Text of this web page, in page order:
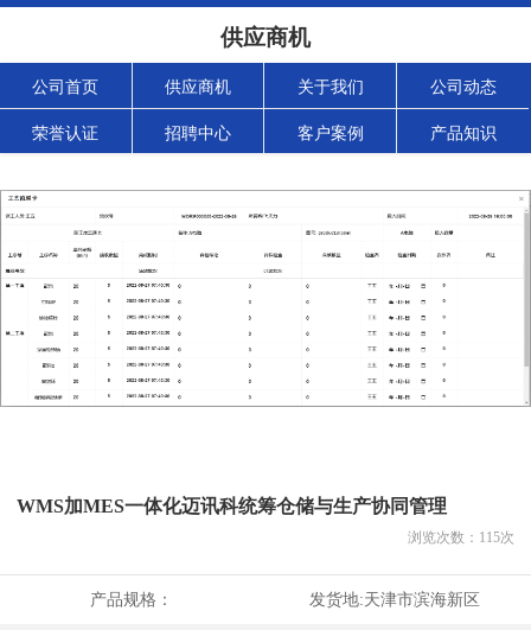
供应商机
公司首页 供应商机 关于我们 公司动态
荣誉认证 招聘中心 客户案例 产品知识
WMS加MES一体化迈讯科统筹仓储与生产协同管理
浏览次数： 115次
产品规格： 发货地:天津市滨海新区